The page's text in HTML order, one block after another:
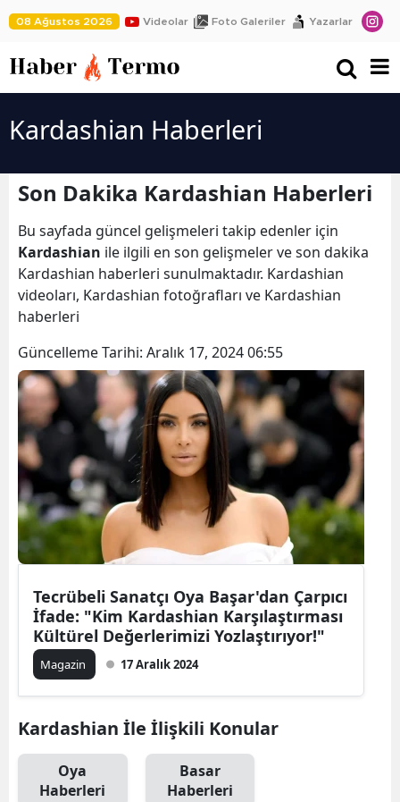
08 Ağustos 2026 Videolar Foto Galeriler Yazarlar
Kardashian Haberleri
Son Dakika Kardashian Haberleri
Bu sayfada güncel gelişmeleri takip edenler için
Kardashian ile ilgili en son gelişmeler ve son dakika
Kardashian haberleri sunulmaktadır. Kardashian
videoları, Kardashian fotoğrafları ve Kardashian
haberleri
Güncelleme Tarihi: Aralık 17, 2024 06:55
Tecrübeli Sanatçı Oya Başar'dan Çarpıcı
İfade: "Kim Kardashian Karşılaştırması
Kültürel Değerlerimizi Yozlaştırıyor!"
Magazin 17 Aralık 2024
Kardashian İle İlişkili Konular
Oya
Haberleri
Basar
Haberleri